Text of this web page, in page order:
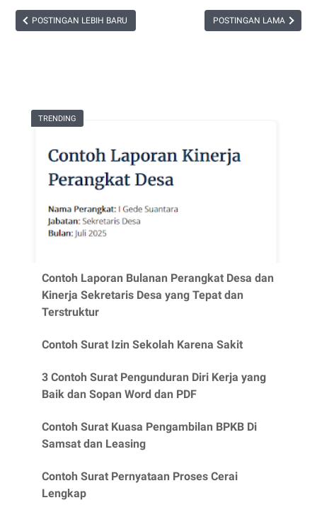
Keterangan
POSTINGAN LEBIH BARU POSTINGAN LAMA
TRENDING
Contoh Laporan Bulanan Perangkat Desa dan
Kinerja Sekretaris Desa yang Tepat dan
Terstruktur
Contoh Surat Izin Sekolah Karena Sakit
3 Contoh Surat Pengunduran Diri Kerja yang
Baik dan Sopan Word dan PDF
Contoh Surat Kuasa Pengambilan BPKB Di
Samsat dan Leasing
Contoh Surat Pernyataan Proses Cerai
Lengkap